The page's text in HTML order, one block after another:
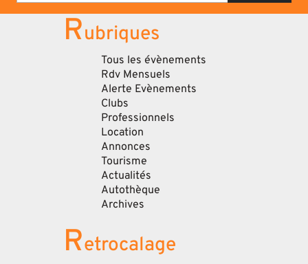
Rubriques
Tous les évènements
Rdv Mensuels
Alerte Evènements
Clubs
Professionnels
Location
Annonces
Tourisme
Actualités
Autothèque
Archives
Retrocalage